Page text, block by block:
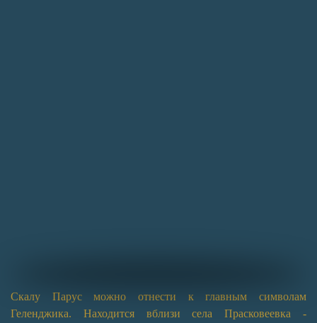
Скалу Парус можно отнести к главным символам
Геленджика. Находится вблизи села Прасковеевка -